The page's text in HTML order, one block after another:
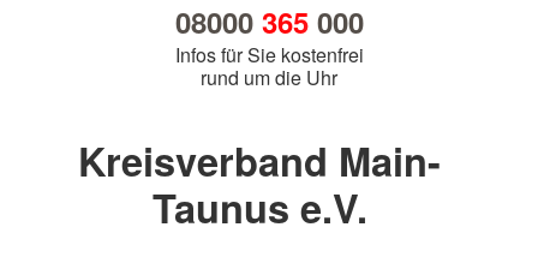
08000 365000
Infos für Sie kostenfrei
rund um die Uhr
Kreisverband Main-
Taunus e.V.